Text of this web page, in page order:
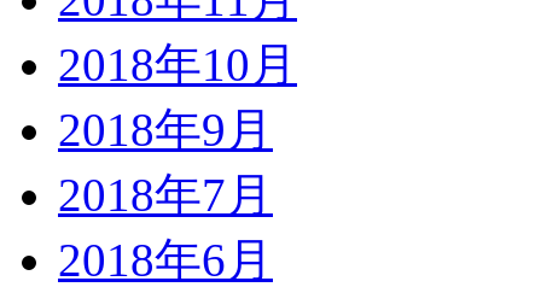
2018年10月
2018年9月
2018年7月
2018年6月